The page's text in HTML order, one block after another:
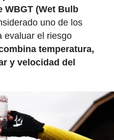
(Wet Bulb
uno de los
evaluar el riesgo
temperatura,
y velocidad del